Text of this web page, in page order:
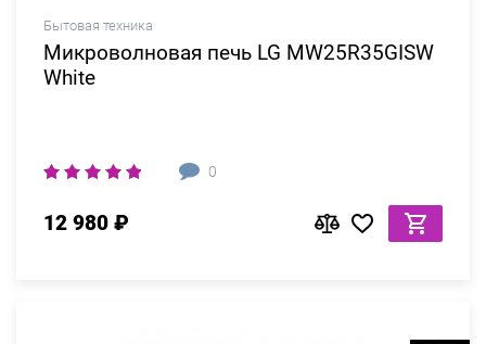
Бытовая техника
Микроволновая печь LG MW25R35GISW
White
0
12 980 ₽